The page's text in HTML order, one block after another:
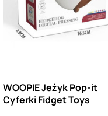
WOOPIE Jeżyk Pop-it
Cyferki Fidget Toys